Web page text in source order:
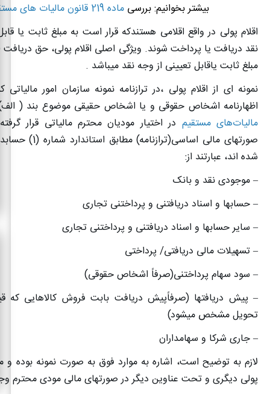
بیشتر بخوانیم: بررسیماده 219 قانون مالیات های مستقیم
اقلام پولی در واقع اقلامی هستندکه قرار است به مبلغ ثابت یا
نقد دریافت یا پرداخت شوند. ویژگی اصلی اقلام پولی، حق
مبلغ ثابت یاقابل تعیینی از وجه نقد میباشد .
نمونه ای از اقلام پولی ،در ترازنامه نمونه سازمان امور
اظهارنامه اشخاص حقوقی و یا اشخاص حقیقی موضوع بند (
مالیات‌های مستقیم در اختیار مودیان محترم مالیاتی قرار
صورتهای مالی
شده اند، عبارتند از:
– موجودی نقد و بانک
– حسابها و اسناد دریافتنی و پرداختنی تجاری
– سایر حسابها و اسناد دریافتنی و پرداختنی تجاری
– تسهیلات مالی دریافتی/ پرداختی
– سود سهام پرداختنی(صرفاً اشخاص حقوقی)
– پیش دریافتها (صرفاًپیش دریافت بابت فروش کالاهایی که
تحویل مشخص میشود)
– جاری شرکا و سهامداران
لازم به توضیح است، اشاره به موارد فوق به صورت نمونه بوده
پولی دیگری و تحت عناوین دیگر در صورتهای مالی مودی محترم